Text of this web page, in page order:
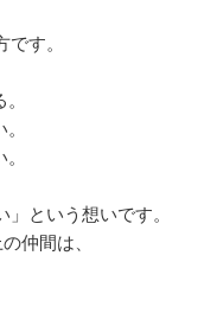
す。
という想いです。
仲間は、